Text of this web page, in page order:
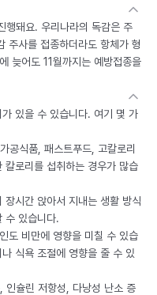
행돼요. 우리나라의 독감은 주
주사를 접종하더라도 항체가 형
늦어도 11월까지는 예방접종을
있을 수 있습니다. 여기 몇 가
공식품, 패스트푸드, 고칼로리
로리를 섭취하는 경우가 많습
시간 앉아서 지내는 생활 방식
수 있습니다.
도 비만에 영향을 미칠 수 있습
식욕 조절에 영향을 줄 수 있
인슐린 저항성, 다낭성 난소 증